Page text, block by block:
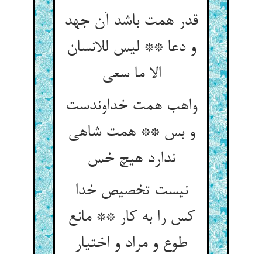
قدر همت باشد آن جهد
و دعا ** لیس للانسان
الا ما سعی
واهب همت خداوندست
و بس ** همت شاهی
ندارد هیچ خس
نیست تخصیص خدا
کس را به کار ** مانع
طوع و مراد و اختیار